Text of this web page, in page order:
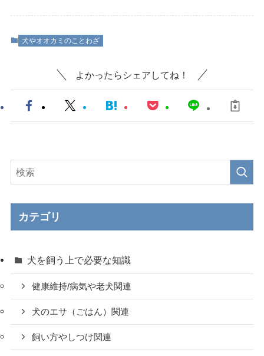
犬やオオカミのことわざ
よかったらシェアしてね！
カテゴリ
犬を飼う上で必要な知識
健康維持/病気や老犬関連
犬のエサ（ごはん）関連
飼い方やしつけ関連